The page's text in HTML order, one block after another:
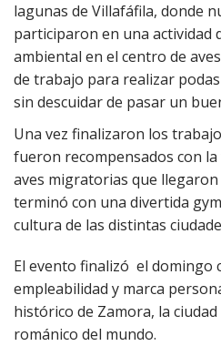
lagunas de Villafáfila, donde
participaron en una actividad
ambiental en el centro de
de trabajo para realizar
sin descuidar de pasar un
Una vez finalizaron los
fueron recompensados con
aves migratorias que
terminó con una divertida
cultura de las distintas
El evento finalizó el domingo
empleabilidad y marca
histórico de Zamora, la
románico del mundo.